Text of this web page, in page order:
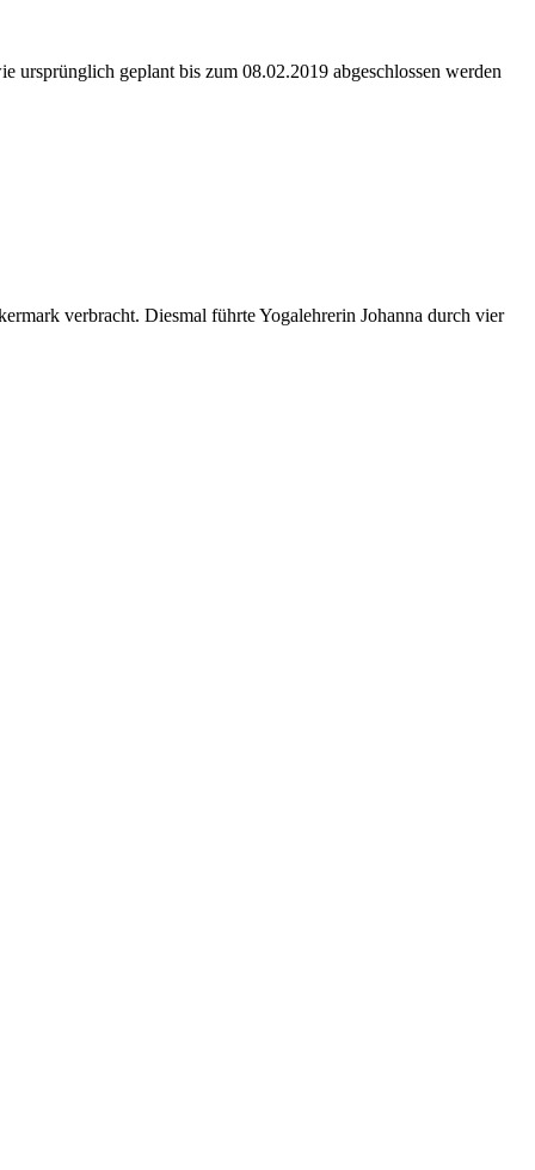
geplant bis zum 08.02.2019 abgeschlossen werden
verbracht. Diesmal führte Yogalehrerin Johanna durch vier